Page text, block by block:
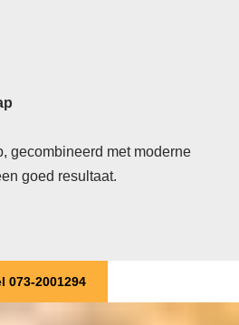
gecombineerd met moderne
goed resultaat.
073-2001294